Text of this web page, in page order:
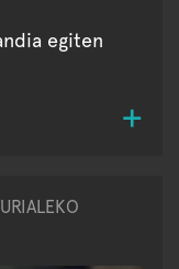
egiten